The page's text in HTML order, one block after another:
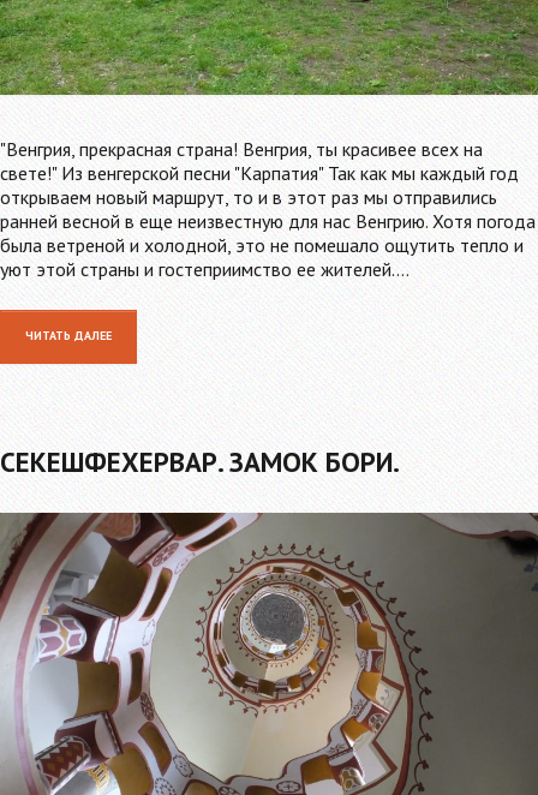
"Венгрия, прекрасная страна! Венгрия, ты красивее всех на
свете!" Из венгерской песни "Карпатия" Так как мы каждый год
открываем новый маршрут, то и в этот раз мы отправились
ранней весной в еще неизвестную для нас Венгрию. Хотя погода
была ветреной и холодной, это не помешало ощутить тепло и
уют этой страны и гостеприимство ее жителей.…
ЧИТАТЬ ДАЛЕЕ
СЕКЕШФЕХЕРВАР. ЗАМОК БОРИ.